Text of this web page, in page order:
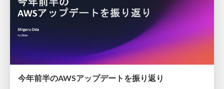
今年前半のAWSアップデートを振り返り